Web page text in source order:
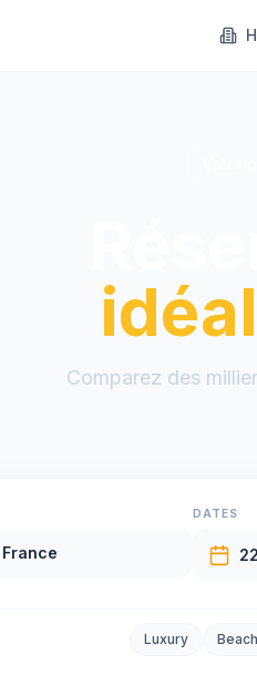
Comparez des
DATES
Luxury